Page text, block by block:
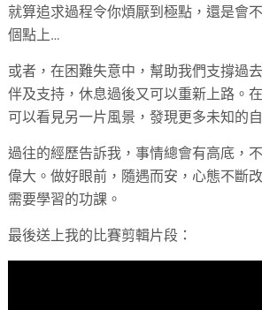
就算追求過程令你煩厭到極點，還是會
個點上…
或者，在困難失意中，幫助我們支撐過
伴及支持，休息過後又可以重新上路。
可以看見另一片風景，發現更多未知的
過往的經歷告訴我，事情總會有高底，
偉大。做好眼前，隨遇而安，心態不斷
需要學習的功課。
最後送上我的比賽剪輯片段：